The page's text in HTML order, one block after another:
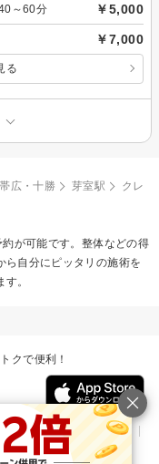
～60分 ￥5,000
￥7,000
る
帯広・十勝 芽室駅
クレ
が可能です。整体などの得
ら自分にピッタリの施術を
。
クで便利！
リリース情報
利用規約